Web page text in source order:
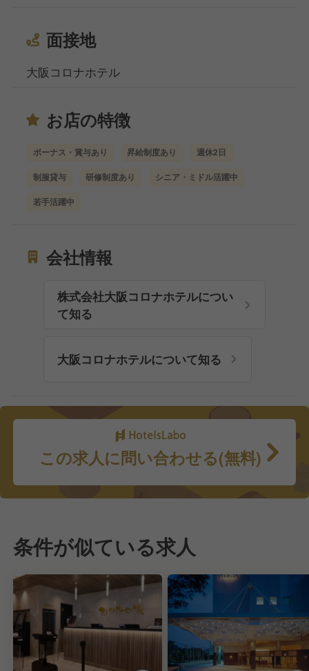
面接地
大阪コロナホテル
お店の特徴
ボーナス・賞与あり 昇給制度あり 週休2日
制服貸与 研修制度あり シニア・ミドル活躍中
若手活躍中
会社情報
株式会社大阪コロナホテルについ
て知る
大阪コロナホテルについて知る
この求人に問い合わせる(無料)
条件が似ている求人